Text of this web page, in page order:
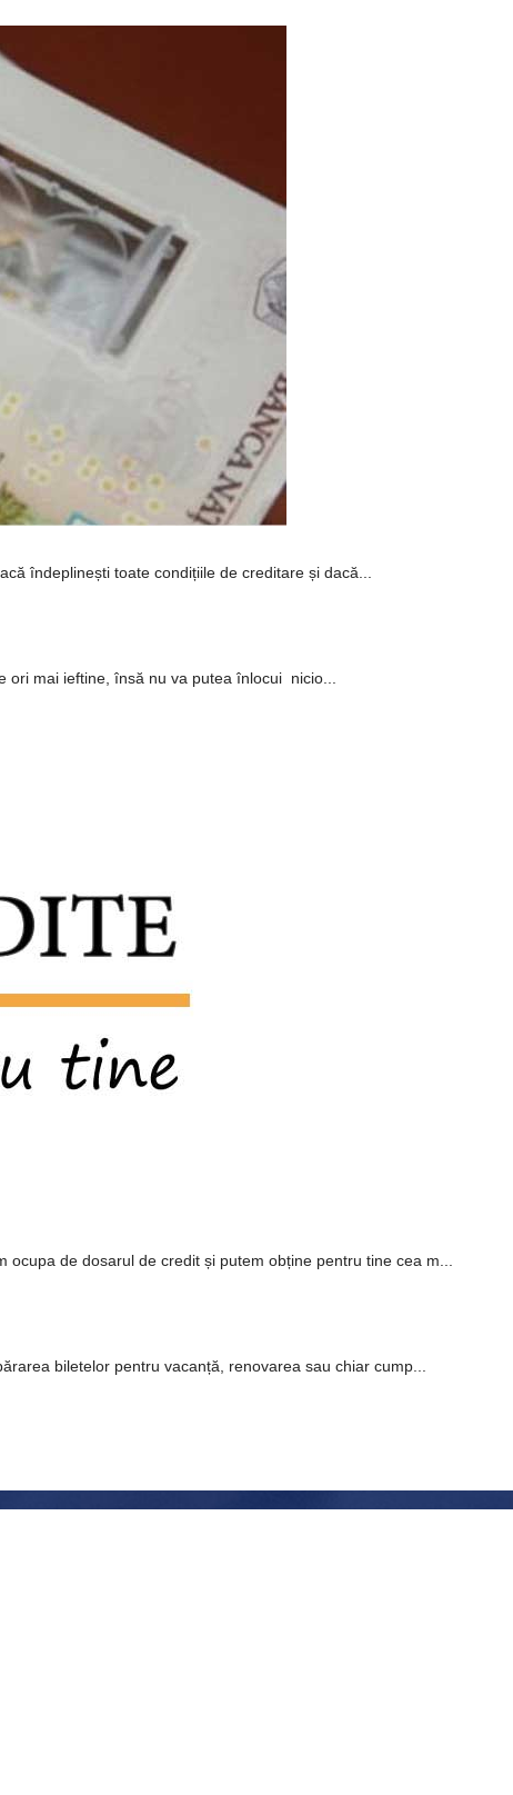
îndeplinești toate condițiile de creditare și dacă...
mai ieftine, însă nu va putea înlocui nicio...
de dosarul de credit și putem obține pentru tine cea m...
biletelor pentru vacanță, renovarea sau chiar cump...